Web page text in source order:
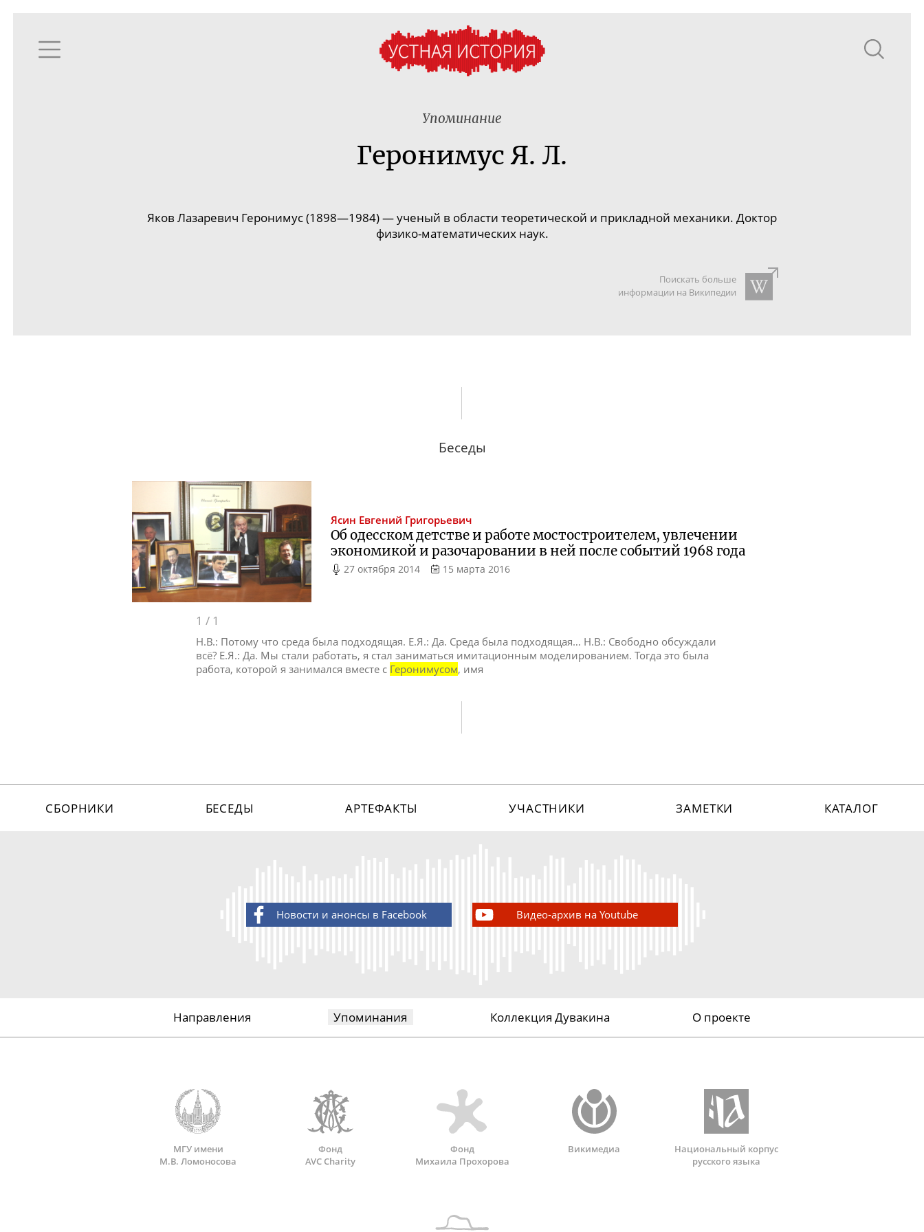
Упоминание
Геронимус Я. Л.
Яков Лазаревич Геронимус (1898—1984) — ученый в области теоретической и прикладной механики. Доктор
физико-математическихнаук.
Поискать больше
информации на Википедии
Беседы
Ясин Евгений Григорьевич
Об одесском детстве и работе мостостроителем, увлечении
экономикой и разочаровании в ней после событий 1968 года
27 октября 2014 15 марта 2016
1 / 1
Н.В.: Потому что среда была подходящая. Е.Я.: Да. Среда была подходящая… Н.В.: Свободно обсуждали
всё? Е.Я.: Да. Мы стали работать, я стал заниматься имитационным моделированием. Тогда это была
работа, которой я занимался вместе с Геронимусом, имя
СБОРНИКИ БЕСЕДЫ АРТЕФАКТЫ УЧАСТНИКИ ЗАМЕТКИ КАТАЛОГ
Новости и анонсы в Facebook Видео-архив на Youtube
Направления Упоминания Коллекция Дувакина О проекте
МГУ имени
М.В. Ломоносова
Фонд
AVC Charity
Фонд
Михаила Прохорова
Викимедиа
Национальный корпус
русского языка